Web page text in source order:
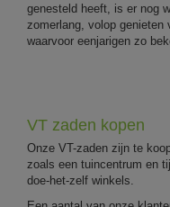
genesteld heeft, is er nog
zomerlang, volop genieten
waarvoor eenjarigen zo
VT zaden kopen
Onze VT-zaden zijn te
zoals een tuincentrum en
doe-het-zelf winkels.